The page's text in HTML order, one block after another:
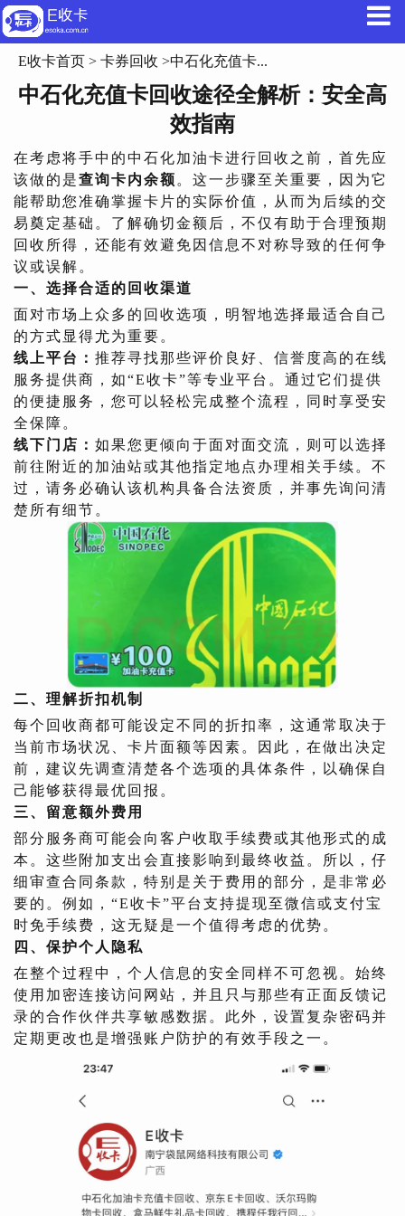
E收卡首页 > 卡券回收 >中石化充值卡...
中石化充值卡回收途径全解析：安全高
效指南
在考虑将手中的中石化加油卡进行回收之前，首先应
该做的是查询卡内余额 。这一步骤至关重要，因为它
能帮助您准确掌握卡片的实际价值，从而为后续的交
易奠定基础。了解确切金额后，不仅有助于合理预期
回收所得，还能有效避免因信息不对称导致的任何争
议或误解。
一、选择合适的回收渠道
面对市场上众多的回收选项，明智地选择最适合自己
的方式显得尤为重要。
线上平台： 推荐寻找那些评价良好、信誉度高的在线
服务提供商，如“E收卡”等专业平台。通过它们提供
的便捷服务，您可以轻松完成整个流程，同时享受安
全保障。
线下门店： 如果您更倾向于面对面交流，则可以选择
前往附近的加油站或其他指定地点办理相关手续。不
过，请务必确认该机构具备合法资质，并事先询问清
楚所有细节。
二、理解折扣机制
每个回收商都可能设定不同的折扣率，这通常取决于
当前市场状况、卡片面额等因素。因此，在做出决定
前，建议先调查清楚各个选项的具体条件，以确保自
己能够获得最优回报。
三、留意额外费用
部分服务商可能会向客户收取手续费或其他形式的成
本。这些附加支出会直接影响到最终收益。所以，仔
细审查合同条款，特别是关于费用的部分，是非常必
要的。例如，“E收卡”平台支持提现至微信或支付宝
时免手续费，这无疑是一个值得考虑的优势。
四、保护个人隐私
在整个过程中，个人信息的安全同样不可忽视。始终
使用加密连接访问网站，并且只与那些有正面反馈记
录的合作伙伴共享敏感数据。此外，设置复杂密码并
定期更改也是增强账户防护的有效手段之一。